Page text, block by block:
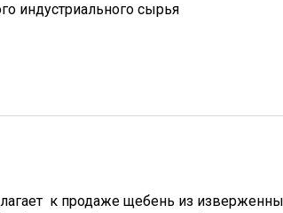
индустриального сырья
к продаже щебень из